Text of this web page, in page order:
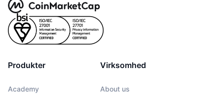
Produkter
Academy
Virksomhed
About us